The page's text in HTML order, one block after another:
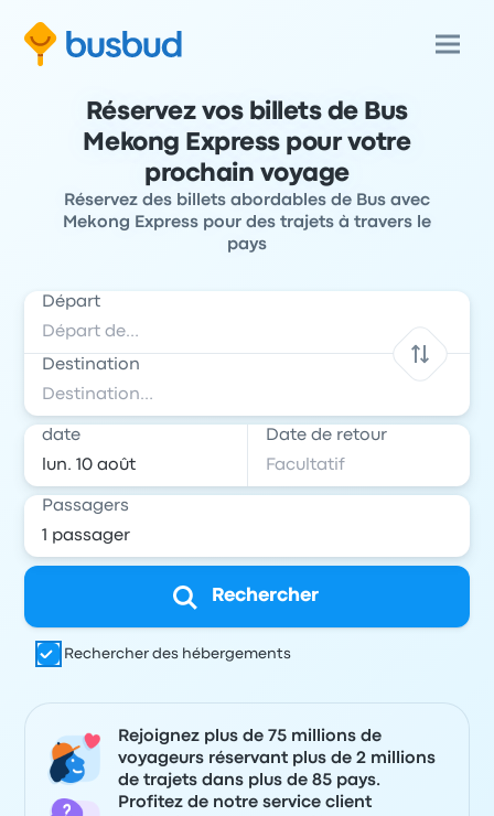
Réservez vos billets de Bus
Mekong Express pour votre
prochain voyage
Réservez des billets abordables de Bus avec
Mekong Express pour des trajets à travers le
pays
Départ
Destination
date Date de retour
Passagers
Rechercher
Rechercher des hébergements
Rejoignez plus de 75 millions de
voyageurs réservant plus de 2 millions
de trajets dans plus de 85 pays.
Profitez de notre service client